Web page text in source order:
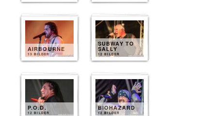
AIRBOURNE
13 BILDER
SUBWAY TO
SALLY
12 BILDER
P.O.D.
12 BILDER
BIOHAZARD
12 BILDER